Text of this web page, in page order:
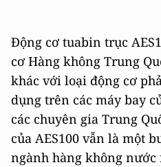
Động cơ tuabin trục
cơ Hàng không Trung
khác với loại động cơ
dụng trên các máy bay
các chuyên gia Trung
của AES100 vẫn là một
ngành hàng không nước